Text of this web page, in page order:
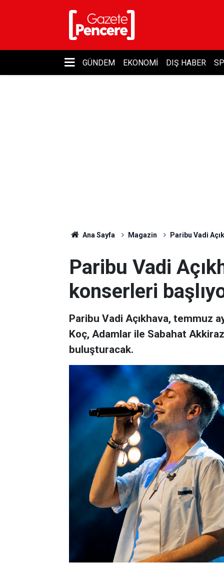
GÜNDEM EKONOMI DIŞ HABER
Ana Sayfa Magazin Paribu Vadi
Paribu Vadi
konserleri
Paribu Vadi Açıkhava, temmuz
Koç, Adamlar ile Sabahat
buluşturacak.